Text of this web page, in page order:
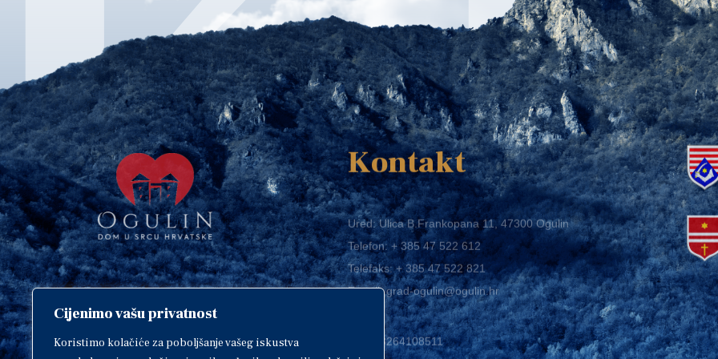
Cijenimo vašu privatnost
Koristimo kolačiće za poboljšanje vašeg iskustva
Copyright © 2018. Grad Ogulin,
sva prava pridržana.
Kontakt
Ured: Ulica B.Frankopana 11, 47300 Ogulin
Telefon:+ 385 47 522 612
Telefaks:+ 385 47 522 821
E-mail:grad-ogulin@ogulin.hr
OIB: 58264108511
IBAN: HR1424020061829700009